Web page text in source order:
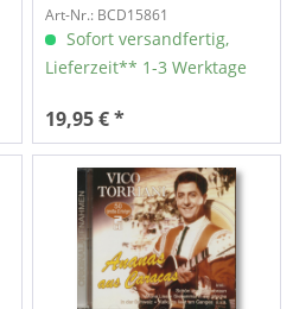
Art-Nr.: BCD15861
Sofort versandfertig,
Lieferzeit** 1-3 Werktage
19,95 € *